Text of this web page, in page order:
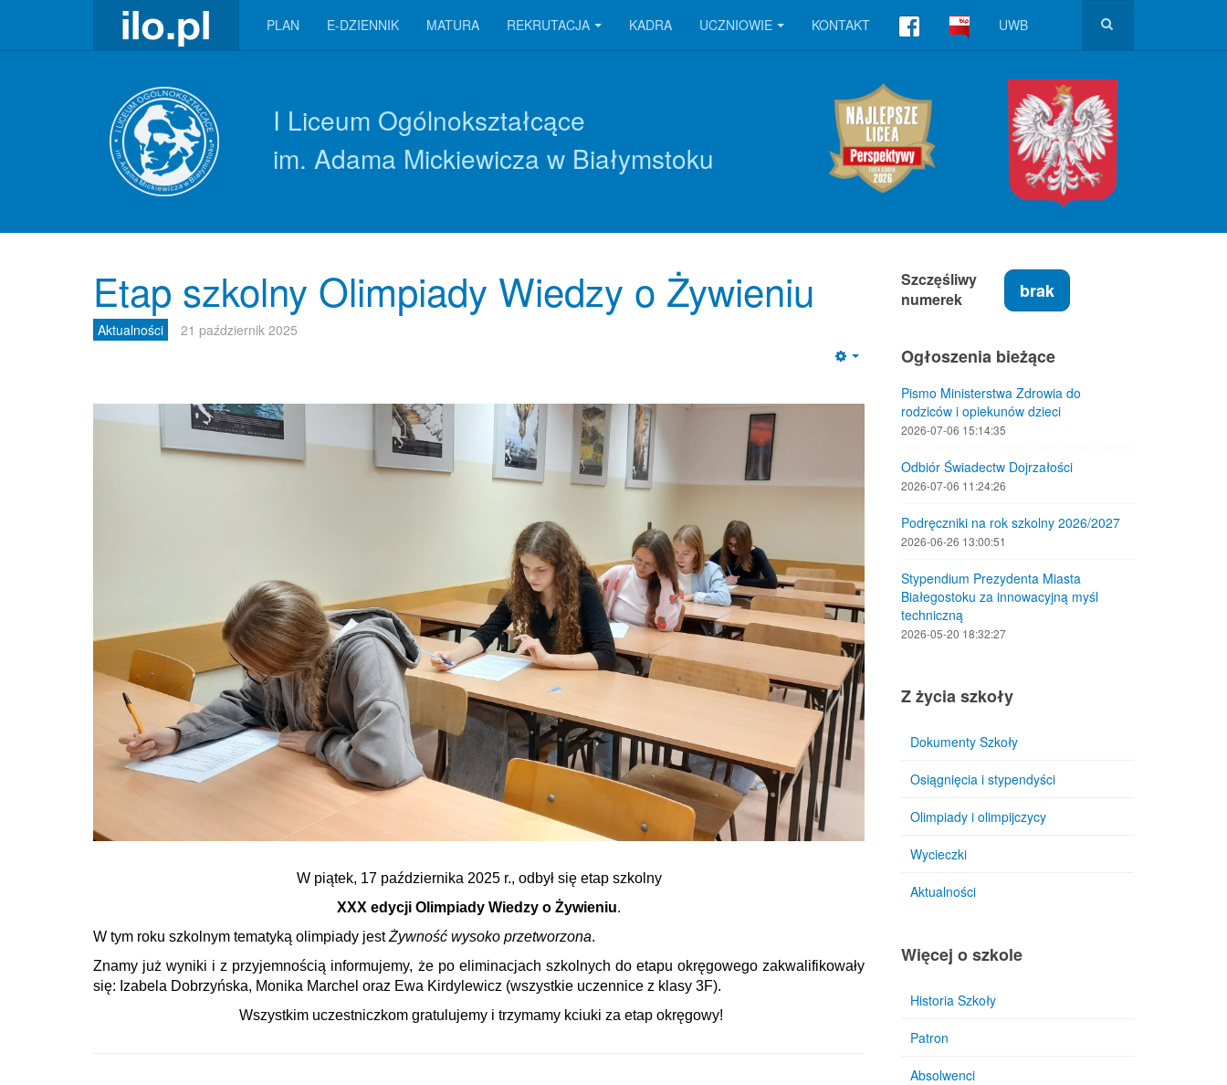
PLAN E-DZIENNIK MATURA REKRUTACJA KADRA UCZNIOWIE KONTAKT UWB
I Liceum Ogólnokształcące
im. Adama Mickiewicza w Białymstoku
Etap szkolny Olimpiady Wiedzy o Żywieniu
Aktualności 21 październik 2025
W piątek, 17 października 2025 r., odbył się etap szkolny
XXX edycji Olimpiady Wiedzy o Żywieniu.
W tym roku szkolnym tematyką olimpiady jestŻywność wysoko przetworzona.
Znamy już wyniki i z przyjemnością informujemy, że po eliminacjach szkolnych do etapu okręgowego zakwalifikowały
się: Izabela Dobrzyńska, Monika Marchel oraz Ewa Kirdylewicz (wszystkie uczennice z klasy 3F).
Wszystkim uczestniczkom gratulujemy i trzymamy kciuki za etap okręgowy!
Szczęśliwy
numerek
brak
Ogłoszenia bieżące
Pismo Ministerstwa Zdrowia do
rodziców i opiekunów dzieci
2026-07-06 15:14:35
Odbiór Świadectw Dojrzałości
2026-07-06 11:24:26
Podręczniki na rok szkolny 2026/2027
2026-06-26 13:00:51
Stypendium Prezydenta Miasta
Białegostoku za innowacyjną myśl
techniczną
2026-05-20 18:32:27
Z życia szkoły
Dokumenty Szkoły
Osiągnięcia i stypendyści
Olimpiady i olimpijczycy
Wycieczki
Aktualności
Więcej o szkole
Historia Szkoły
Patron
Absolwenci